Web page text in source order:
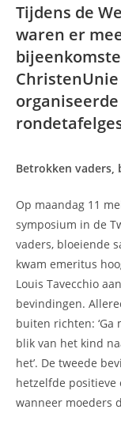
Tijdens de
waren er
organiseerde
Betrokken vaders,
Op maandag 11
symposium in de
vaders, bloeiende
kwam emeritus
Louis Tavecchio
bevindingen.
buiten richten: ‘Ga
blik van het kind
het’. De tweede
hetzelfde positieve
wanneer moeders